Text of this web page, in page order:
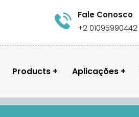
Fale Conosco
+2 01095990442
Products Aplicações